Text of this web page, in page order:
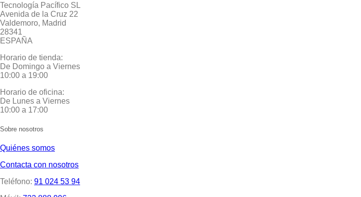
Tecnología Pacífico SL
Avenida de la Cruz 22
Valdemoro, Madrid
28341
ESPAÑA
Horario de tienda:
De Domingo a Viernes
10:00 a 19:00
Horario de oficina:
De Lunes a Viernes
10:00 a 17:00
Sobre nosotros
Quiénes somos
Contacta con nosotros
Teléfono: 91 024 53 94